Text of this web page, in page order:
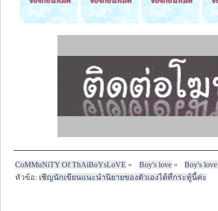
CoMMuNiTY Of ThAiBoYsLoVE » Boy's love»
Boy's
หัวข้อ: เชิญนักเขียนแนะนำนิยายของตัวเองได้ที่กระทู้นี้ค่ะ